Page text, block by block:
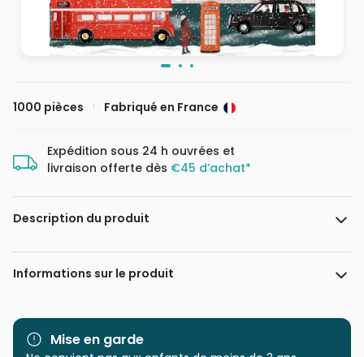
1000 pièces Fabriqué en France
Expédition sous 24 h ouvrées et
livraison offerte dès €45 d’achat*
Description du produit
Simply, Katy
Informations sur le produit
Marque Pieces & Peace
Mise en garde